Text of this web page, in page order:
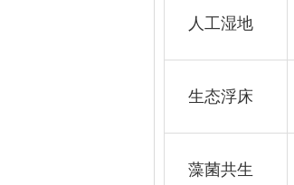
人工湿地
生态浮床
藻菌共生